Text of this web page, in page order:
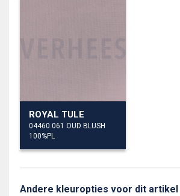
ROYAL TULE
04460.061 OUD BLUSH
100%PL
Andere kleuropties voor dit artikel